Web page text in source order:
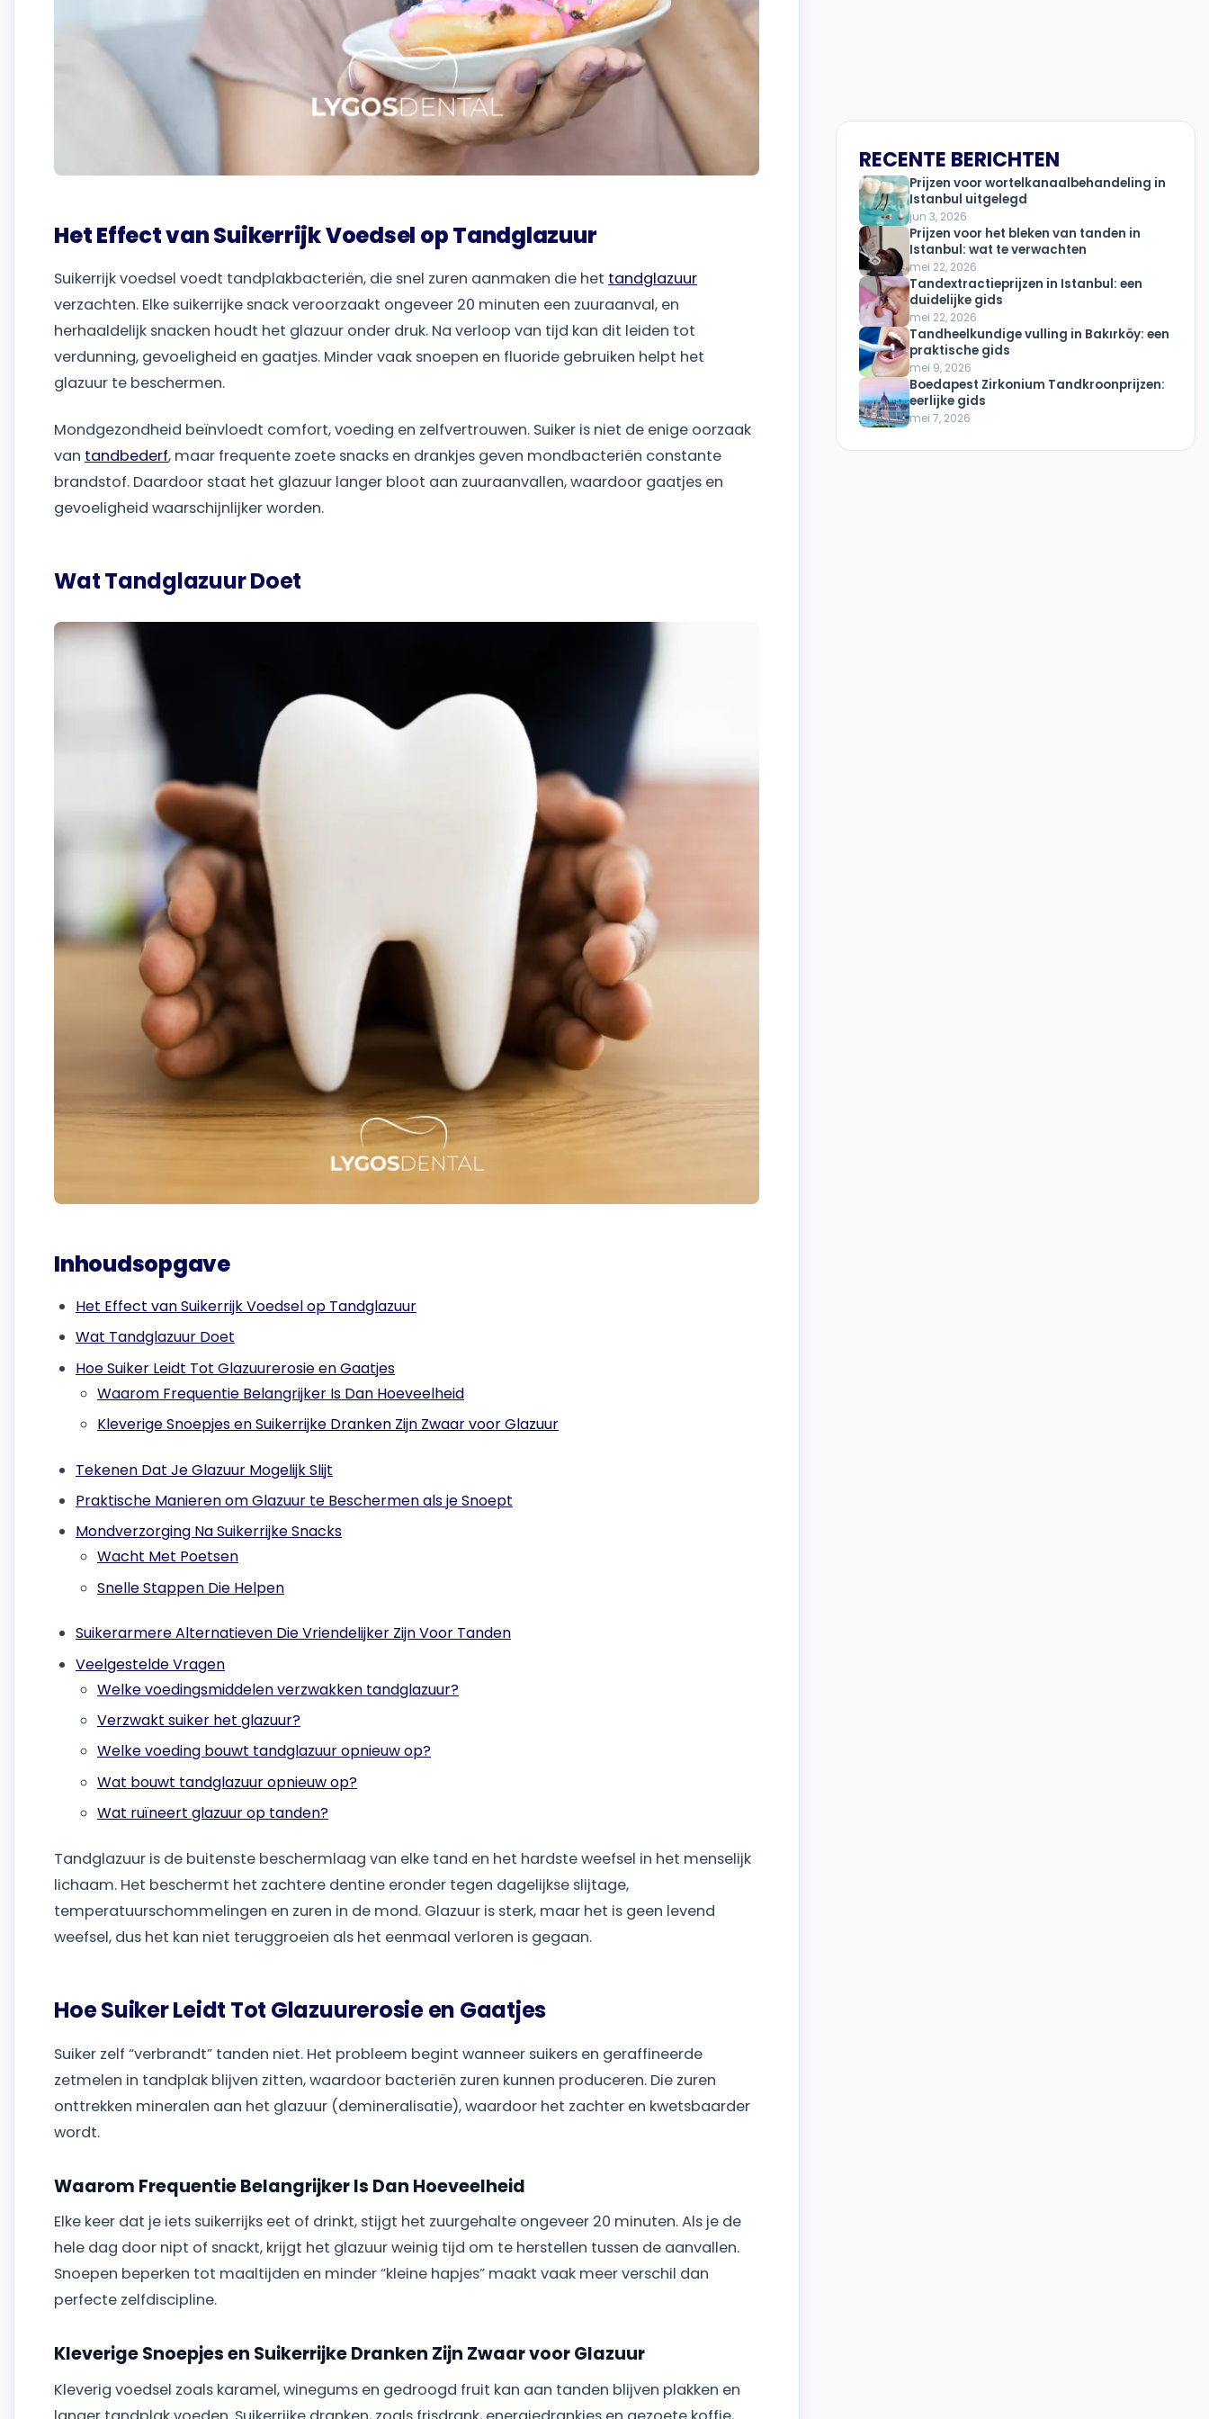
Het Effect van Suikerrijk Voedsel op Tandglazuur
Suikerrijk voedsel voedt tandplakbacteriën, die snel zuren aanmaken die het tandglazuur
verzachten. Elke suikerrijke snack veroorzaakt ongeveer 20 minuten een zuuraanval, en
herhaaldelijk snacken houdt het glazuur onder druk. Na verloop van tijd kan dit leiden tot
verdunning, gevoeligheid en gaatjes. Minder vaak snoepen en fluoride gebruiken helpt het
glazuur te beschermen.
Mondgezondheid beïnvloedt comfort, voeding en zelfvertrouwen. Suiker is niet de enige oorzaak
van tandbederf, maar frequente zoete snacks en drankjes geven mondbacteriën constante
brandstof. Daardoor staat het glazuur langer bloot aan zuuraanvallen, waardoor gaatjes en
gevoeligheid waarschijnlijker worden.
Wat Tandglazuur Doet
Inhoudsopgave
Het Effect van Suikerrijk Voedsel op Tandglazuur
Wat Tandglazuur Doet
Hoe Suiker Leidt Tot Glazuurerosie en Gaatjes
Waarom Frequentie Belangrijker Is Dan Hoeveelheid
Kleverige Snoepjes en Suikerrijke Dranken Zijn Zwaar voor Glazuur
Tekenen Dat Je Glazuur Mogelijk Slijt
Praktische Manieren om Glazuur te Beschermen als je Snoept
Mondverzorging Na Suikerrijke Snacks
Wacht Met Poetsen
Snelle Stappen Die Helpen
Suikerarmere Alternatieven Die Vriendelijker Zijn Voor Tanden
Veelgestelde Vragen
Welke voedingsmiddelen verzwakken tandglazuur?
Verzwakt suiker het glazuur?
Welke voeding bouwt tandglazuur opnieuw op?
Wat bouwt tandglazuur opnieuw op?
Wat ruïneert glazuur op tanden?
Tandglazuur is de buitenste beschermlaag van elke tand en het hardste weefsel in het menselijk
lichaam. Het beschermt het zachtere dentine eronder tegen dagelijkse slijtage,
temperatuurschommelingen en zuren in de mond. Glazuur is sterk, maar het is geen levend
weefsel, dus het kan niet teruggroeien als het eenmaal verloren is gegaan.
Hoe Suiker Leidt Tot Glazuurerosie en Gaatjes
Suiker zelf “verbrandt” tanden niet. Het probleem begint wanneer suikers en geraffineerde
zetmelen in tandplak blijven zitten, waardoor bacteriën zuren kunnen produceren. Die zuren
onttrekken mineralen aan het glazuur (demineralisatie), waardoor het zachter en kwetsbaarder
wordt.
Waarom Frequentie Belangrijker Is Dan Hoeveelheid
Elke keer dat je iets suikerrijks eet of drinkt, stijgt het zuurgehalte ongeveer 20 minuten. Als je de
hele dag door nipt of snackt, krijgt het glazuur weinig tijd om te herstellen tussen de aanvallen.
Snoepen beperken tot maaltijden en minder “kleine hapjes” maakt vaak meer verschil dan
perfecte zelfdiscipline.
Kleverige Snoepjes en Suikerrijke Dranken Zijn Zwaar voor Glazuur
Kleverig voedsel zoals karamel, winegums en gedroogd fruit kan aan tanden blijven plakken en
RECENTE BERICHTEN
Prijzen voor wortelkanaalbehandeling in
Istanbul uitgelegd
jun 3, 2026
Prijzen voor het bleken van tanden in
Istanbul: wat te verwachten
mei 22, 2026
Tandextractieprijzen in Istanbul: een
duidelijke gids
mei 22, 2026
Tandheelkundige vulling in Bakırköy: een
praktische gids
mei 9, 2026
Boedapest Zirkonium Tandkroonprijzen:
eerlijke gids
mei 7, 2026